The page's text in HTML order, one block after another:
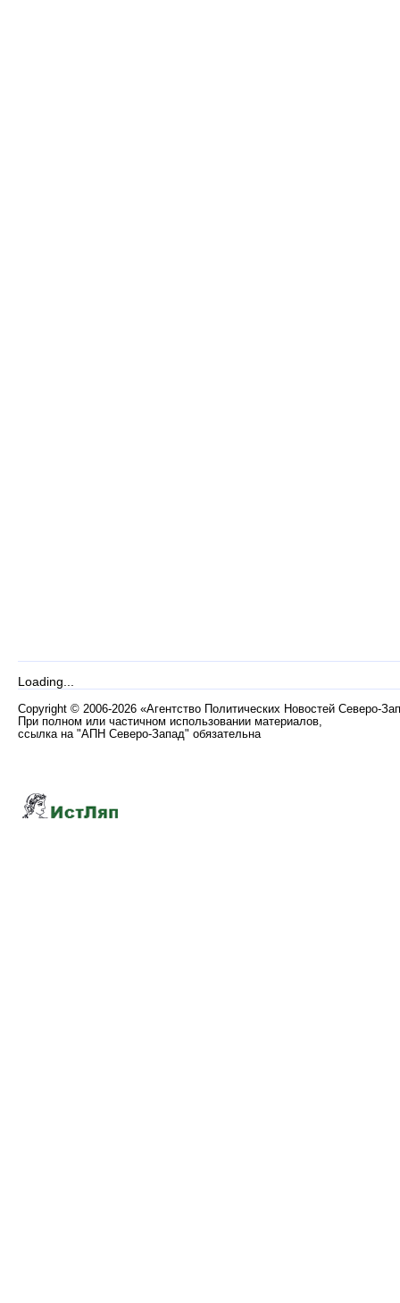
Loading...
Copyright © 2006-2026 «Агентство Политических Новостей Северо-
При полном или частичном использовании материалов,
ссылка на "АПН Северо-Запад" обязательна